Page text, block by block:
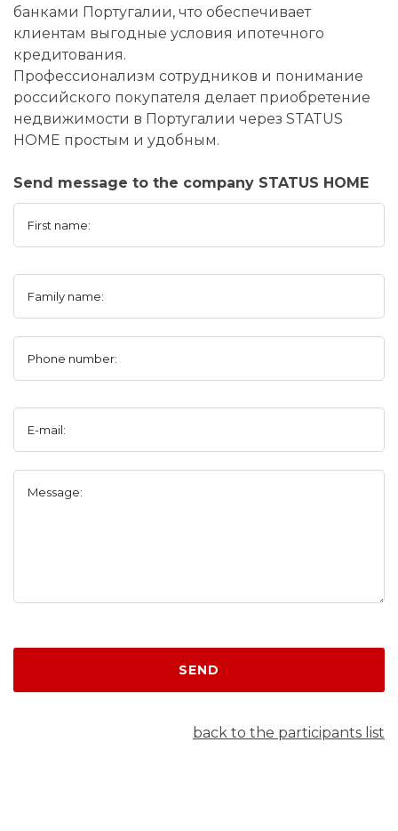
банками Португалии, что обеспечивает
клиентам выгодные условия ипотечного
кредитования.
Профессионализм сотрудников и понимание
российского покупателя делает приобретение
недвижимости в Португалии через STATUS
HOME простым и удобным.
Send message to the company STATUS HOME
First name:
Family name:
Phone number:
E-mail:
Message:
SEND
back to the participants list